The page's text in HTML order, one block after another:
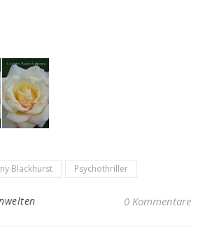
Blackhurst Psychothriller
0 Kommentare